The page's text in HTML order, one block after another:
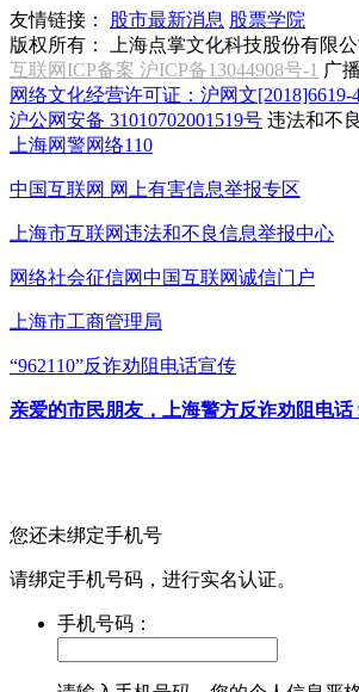
友情链接： 股市最新消息 股票学院
版权所有：
上海点掌文化科技股份有限公
互联网ICP备案 沪ICP备13044908号-1 广
网络文化经营许可证：沪网文[2018]6619-
沪公网安备 31010702001519号 违法和不
上海网警网络110
中国互联网 网上有害信息举报专区
上海市互联网违法和不良信息举报中心
网络社会征信网中国互联网诚信门户
上海市工商管理局
“962110”反诈劝阻电话宣传
亲爱的市民朋友，上海警方反诈劝阻电
您还未绑定手机号
请绑定手机号码，进行实名认证。
手机号码：